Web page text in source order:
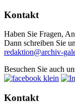
Kontakt
Haben Sie Fragen,
Dann schreiben Sie
redaktion@archiv-
Besuchen Sie auch
Kontakt